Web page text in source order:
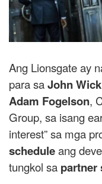
Ang Lionsgate ay
para saJohn Wick
Adam Fogelson,
Group, sa isang
interest” sa mga
scheduleang
tungkol sa partner